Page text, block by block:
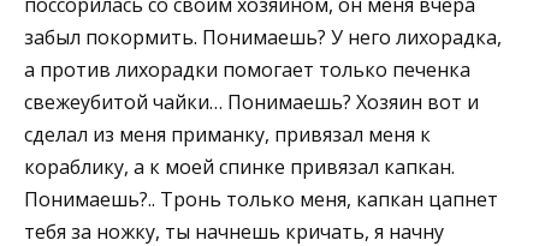
забыл покормить. Понимаешь? У него лихорадка,
а против лихорадки помогает только печенка
свежеубитой чайки… Понимаешь? Хозяин вот и
сделал из меня приманку, привязал меня к
кораблику, а к моей спинке привязал капкан.
Понимаешь?.. Тронь только меня, капкан цапнет
тебя за ножку, ты начнешь кричать, я начну